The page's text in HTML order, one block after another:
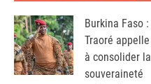
Burkina Faso :
Traoré appelle
à consolider la
souveraineté